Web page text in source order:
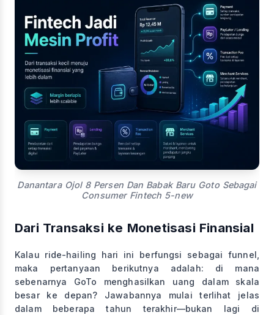
Danantara Ojol 8 Persen Dan Babak Baru Goto Sebagai
Consumer Fintech 5-new
Dari Transaksi ke Monetisasi Finansial
Kalau ride-hailing hari ini berfungsi sebagai funnel,
maka pertanyaan berikutnya adalah: di mana
sebenarnya GoTo menghasilkan uang dalam skala
besar ke depan? Jawabannya mulai terlihat jelas
dalam beberapa tahun terakhir—bukan lagi di